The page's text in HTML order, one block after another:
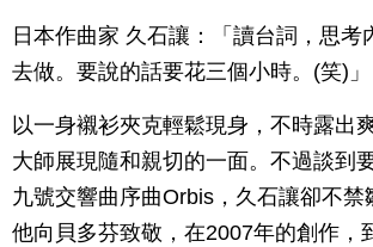
日本作曲家 久石讓：「讀台詞，思考
去做。要說的話要花三個小時。(笑)」
以一身襯衫夾克輕鬆現身，不時露出
大師展現隨和親切的一面。不過談到
九號交響曲序曲Orbis，久石讓卻不禁
他向貝多芬致敬，在2007年的創作，